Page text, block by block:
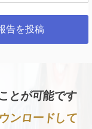
告を投稿
とが可能です
ンロードして